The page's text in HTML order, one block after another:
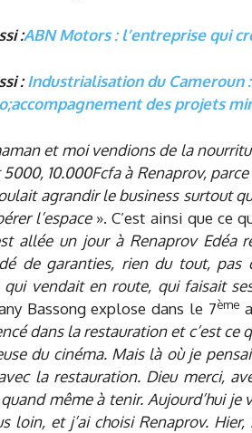
:ABN Motors : l’entreprise qui
:Industrialisation du Cameroun
des projets
et moi vendions de la
10.000Fcfa à Renaprov,
agrandir le business surtout
l’espace». C’est ainsi que ce
allée un jour à Renaprov Edéa
de garanties, rien du tout,
qui vendait en route, qui faisait
Bassong explose dans le 7ème
dans la restauration et c’est ce
du cinéma. Mais là où je
la restauration. Dieu merci,
quand même à tenir. Aujourd’hui
loin, et j’ai choisi Renaprov.